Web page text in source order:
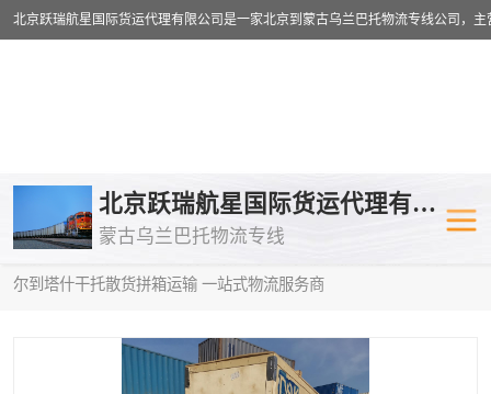
北京跃瑞航星国际货运代理有限公司
蒙古乌兰巴托物流专线
尔到塔什干托散货拼箱运输 一站式物流服务商
乌兰巴托物流专线 乌兰巴托铁
乌兰巴托公路运输
中欧班列
蒙古乌兰巴托双清包税